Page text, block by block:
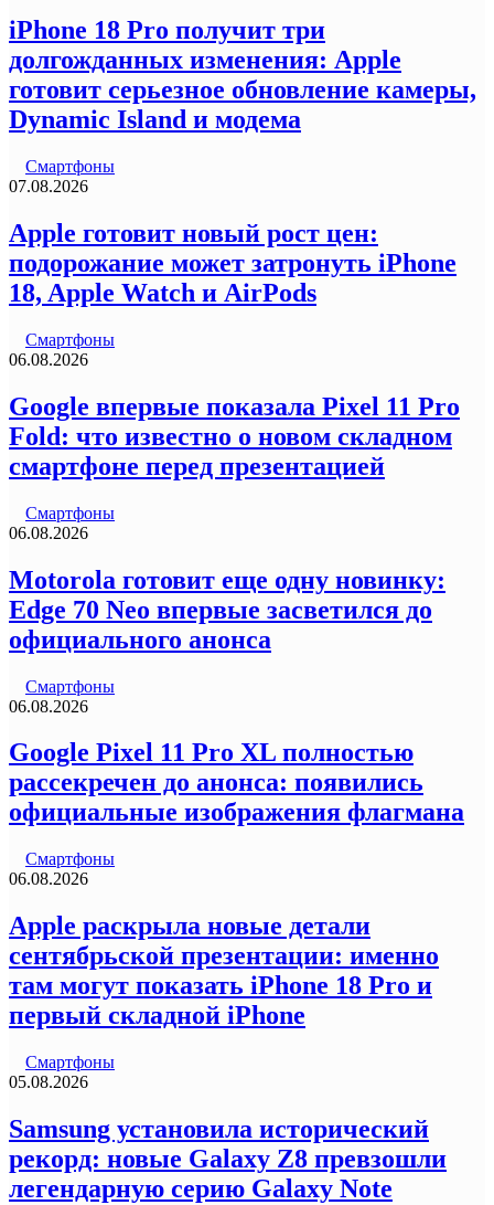
iPhone 18 Pro получит три
долгожданных изменения: Apple
готовит серьезное обновление камеры,
Dynamic Island и модема
Смартфоны
07.08.2026
Apple готовит новый рост цен:
подорожание может затронуть iPhone
18, Apple Watch и AirPods
Смартфоны
06.08.2026
Google впервые показала Pixel 11 Pro
Fold: что известно о новом складном
смартфоне перед презентацией
Смартфоны
06.08.2026
Motorola готовит еще одну новинку:
Edge 70 Neo впервые засветился до
официального анонса
Смартфоны
06.08.2026
Google Pixel 11 Pro XL полностью
рассекречен до анонса: появились
официальные изображения флагмана
Смартфоны
06.08.2026
Apple раскрыла новые детали
сентябрьской презентации: именно
там могут показать iPhone 18 Pro и
первый складной iPhone
Смартфоны
05.08.2026
Samsung установила исторический
рекорд: новые Galaxy Z8 превзошли
легендарную серию Galaxy Note